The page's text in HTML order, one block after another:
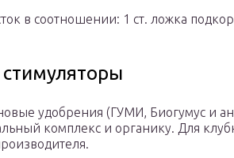
в соотношении: 1 ст. ложка
удобрения (ГУМИ, Биогумус и
комплекс и органику. Для